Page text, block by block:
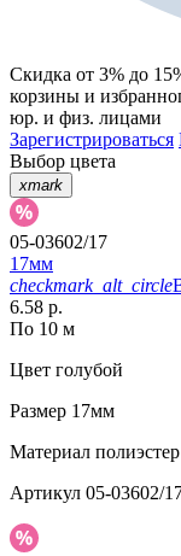
Скидка от 3% до
корзины и
юр. и физ. лицами
Зарегистрироваться
Выбор цвета
xmark
05-03602/17
17мм
checkmark_alt_circle
6.58 р.
По 10 м
Цвет голубой
Размер 17мм
Материал полиэстер
Артикул 05-03602/